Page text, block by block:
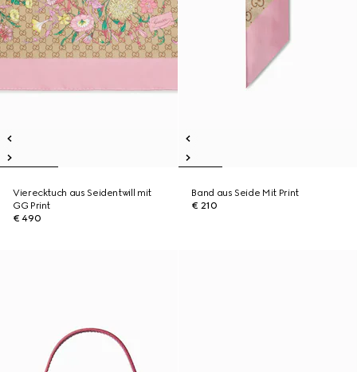
Vierecktuch aus Seidentwill mit
GG Print
€ 490
Band aus Seide Mit Print
€ 210